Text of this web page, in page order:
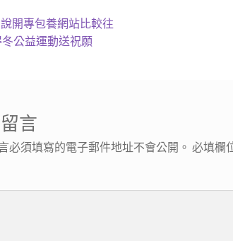
開專包養網站比較往
公益運動送祝願
言
必須填寫的電子郵件地址不會公開。 必填欄